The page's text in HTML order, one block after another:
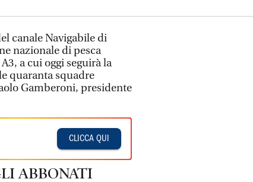
canale Navigabile di
nazionale di pesca
a cui oggi seguirà la
quaranta squadre
Gamberoni, presidente
CLICCA QUI
ABBONATI